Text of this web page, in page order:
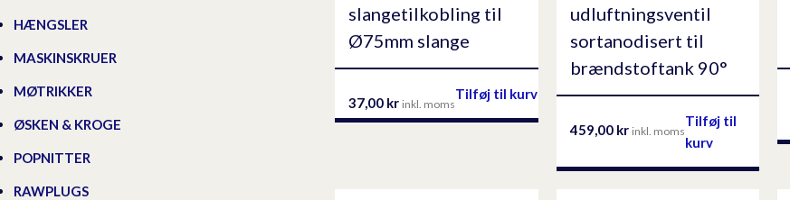
HÆNGSLER
MASKINSKRUER
MØTRIKKER
ØSKEN & KROGE
POPNITTER
RAWPLUGS
slangetilkobling til
Ø75mm slange
37,00 kr inkl. moms
Tilføj til kurv
udluftningsventil
sortanodisert til
brændstoftank 90°
459,00 kr inkl. moms
Tilføj til
kurv